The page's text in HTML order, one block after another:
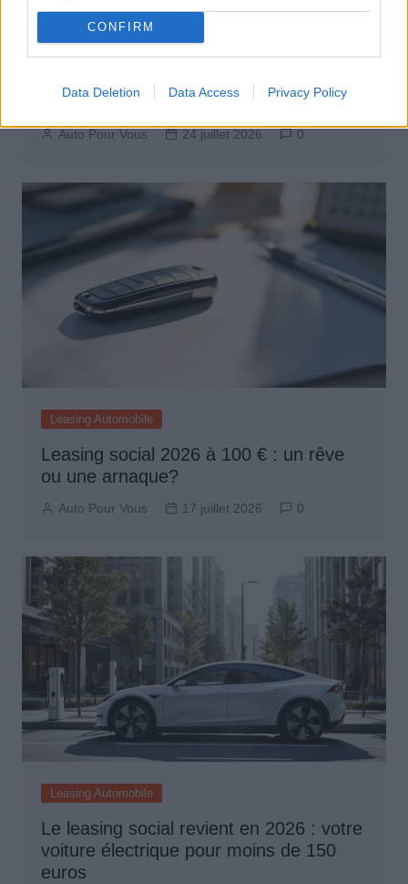
CONFIRM
Data Deletion Data Access Privacy Policy
Leasing Automobile
Le vrai coût de la Citroën ë-C3 en
leasing social dévoilé
Auto Pour Vous 24 juillet 2026 0
Leasing Automobile
Leasing social 2026 à 100 € : un rêve
ou une arnaque?
Auto Pour Vous 17 juillet 2026 0
Leasing Automobile
Le leasing social revient en 2026 : votre
voiture électrique pour moins de 150
euros